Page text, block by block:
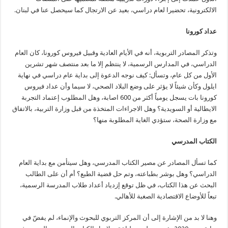
الالكترونية، تحضيرا لعام دراسي، بعيد عن الارتجال كما سيحصل عنا في لبنان.
عداد كورونا
وتذكر المصادر التربوية، أنه في الأيام العادية وقبيل فيروس كورونا، كان العام
الدراسي، في المدارس الرسمية، لا ينتظم إلا ما بعد منتصف شهر تشرين
الأول من كل عام، وتسأل: كيف نوجه الدعوة إلى بداية عام دراسي في نهاية
ايلول وكأن شيئاً لا يؤثر على وضع البلاد الصحي، لا سيما وأن عداد فيروس
كورونا بات يسجل يومياً أكثر من 600 اصابة، وهل المطلوب إعتماد التجربة
الايطالية أو السويدية؟ وهل الاجراءات المتخذة من قبل وزارة التربية، بالاتفاق
مع وزارة الصحة، ستؤدي الغاية المطلوبة منها؟
الكتاب المدرسي
كما تسأل المصادر عن مصير الكتاب المدرسي، وهل سيتأمن مع بداية العام
الدراسي؟ وهل بوشر بطباعته، وتم حل قضية الطبع؟ أم أن على الطالب
البحث عن هذا الكتاب، في ظل توقع إزدياد أعداد طلاب المدرسة الرسمية،
تبعاً للأوضاع الاقتصادية الصغبة للأهالي.
وهنا لا بد من الإشارة إلى أن المركز التربوي للبحوث والإنماء، لم يفضّ في